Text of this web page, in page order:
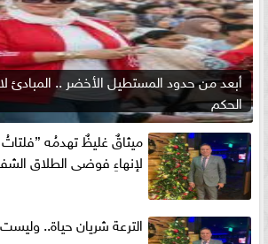
أبعد من حدود المستطيل الأخضر .. المبادئ
الحكم
ميثاقٌ غليظٌ تهدمُه ”فلتاتُ
لإنهاءِ فوضى الطلاق
الترعة شريان حياة..